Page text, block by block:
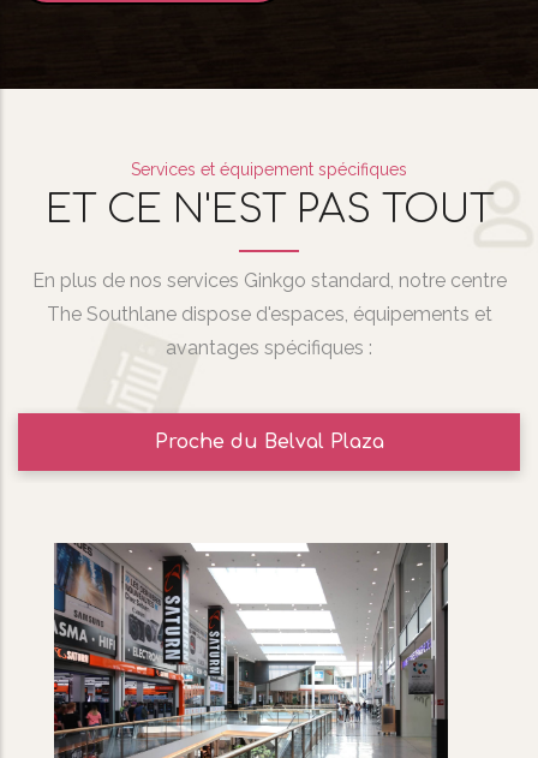
Services et équipement spécifiques
ET CE N'EST PAS TOUT
En plus de nos services Ginkgo standard, notre centre
The Southlane dispose d'espaces, équipements et
avantages spécifiques :
Proche du Belval Plaza